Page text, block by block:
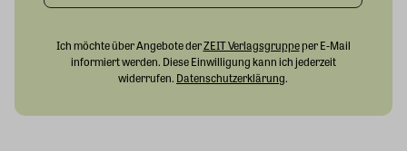
Ich möchte über Angebote derZEIT Verlagsgruppeper E-Mail
informiert werden. Diese Einwilligung kann ich jederzeit
widerrufen. Datenschutzerklärung.